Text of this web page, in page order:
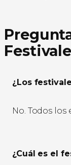
¿Los
No. Todos
¿Cuál es el